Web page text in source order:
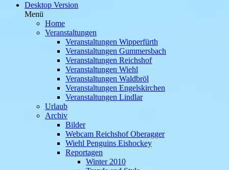
Desktop Version
Menü
Home
Veranstaltungen
Veranstaltungen Wipperfürth
Veranstaltungen Gummersbach
Veranstaltungen Reichshof
Veranstaltungen Wiehl
Veranstaltungen Waldbröl
Veranstaltungen Engelskirchen
Veranstaltungen Lindlar
Urlaub
Archiv
Bilder
Webcam Reichshof Oberagger
Wiehl Penguins Eishockey
Reportagen
Winter 2010